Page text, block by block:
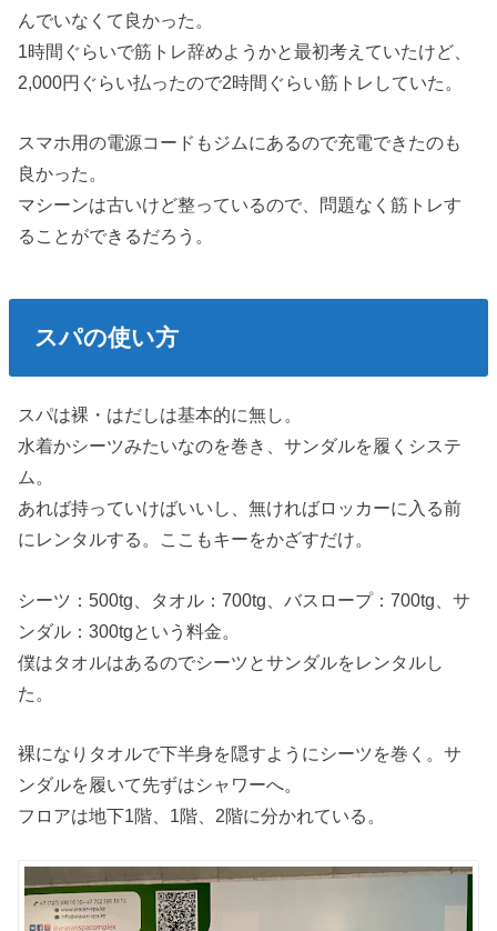
んでいなくて良かった。
1時間ぐらいで筋トレ辞めようかと最初考えていたけど、
2,000円ぐらい払ったので2時間ぐらい筋トレしていた。
スマホ用の電源コードもジムにあるので充電できたのも
良かった。
マシーンは古いけど整っているので、問題なく筋トレす
ることができるだろう。
スパの使い方
スパは裸・はだしは基本的に無し。
水着かシーツみたいなのを巻き、サンダルを履くシステ
ム。
あれば持っていけばいいし、無ければロッカーに入る前
にレンタルする。ここもキーをかざすだけ。
シーツ：500tg、タオル：700tg、バスロープ：700tg、サ
ンダル：300tgという料金。
僕はタオルはあるのでシーツとサンダルをレンタルし
た。
裸になりタオルで下半身を隠すようにシーツを巻く。サ
ンダルを履いて先ずはシャワーへ。
フロアは地下1階、1階、2階に分かれている。